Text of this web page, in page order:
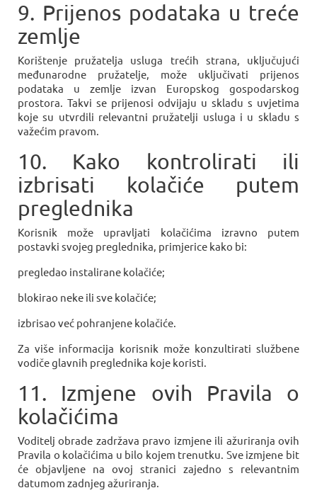
9. Prijenos podataka u treće
zemlje
Korištenje pružatelja usluga trećih strana, uključujući
međunarodne pružatelje, može uključivati prijenos
podataka u zemlje izvan Europskog gospodarskog
prostora. Takvi se prijenosi odvijaju u skladu s uvjetima
koje su utvrdili relevantni pružatelji usluga i u skladu s
važećim pravom.
10. Kako kontrolirati ili
izbrisati kolačiće putem
preglednika
Korisnik može upravljati kolačićima izravno putem
postavki svojeg preglednika, primjerice kako bi:
pregledao instalirane kolačiće;
blokirao neke ili sve kolačiće;
izbrisao već pohranjene kolačiće.
Za više informacija korisnik može konzultirati službene
vodiče glavnih preglednika koje koristi.
11. Izmjene ovih Pravila o
kolačićima
Voditelj obrade zadržava pravo izmjene ili ažuriranja ovih
Pravila o kolačićima u bilo kojem trenutku. Sve izmjene bit
će objavljene na ovoj stranici zajedno s relevantnim
datumom zadnjeg ažuriranja.